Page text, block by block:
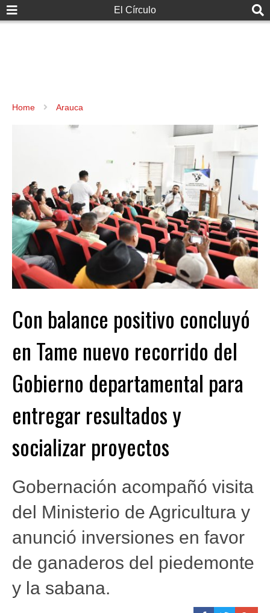
El Círculo
Home Arauca
Con balance positivo concluyó
en Tame nuevo recorrido del
Gobierno departamental para
entregar resultados y
socializar proyectos
Gobernación acompañó visita
del Ministerio de Agricultura y
anunció inversiones en favor
de ganaderos del piedemonte
y la sabana.